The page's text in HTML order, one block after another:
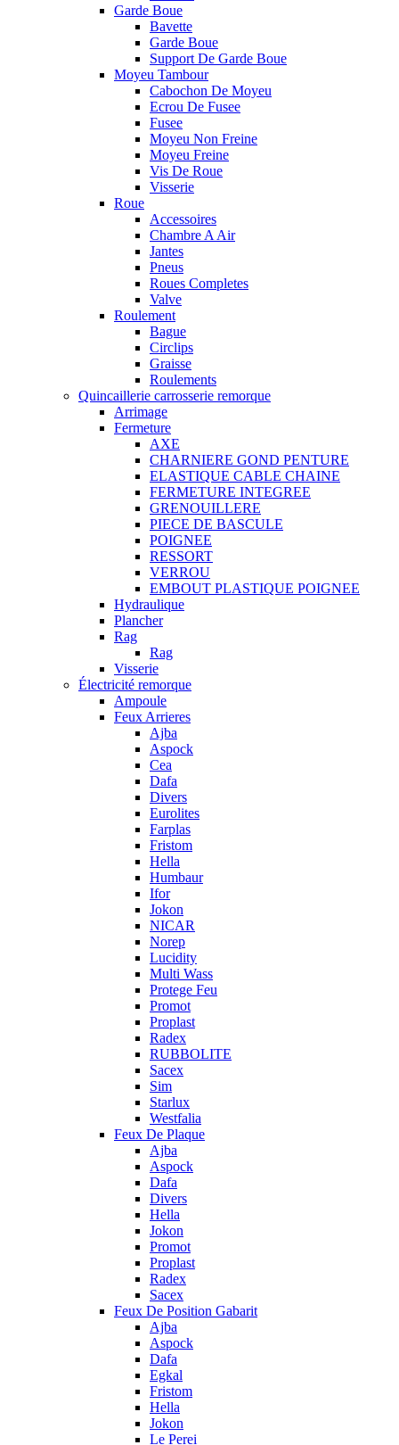
Garde Boue
Bavette
Garde Boue
Support De Garde Boue
Moyeu Tambour
Cabochon De Moyeu
Ecrou De Fusee
Fusee
Moyeu Non Freine
Moyeu Freine
Vis De Roue
Visserie
Roue
Accessoires
Chambre A Air
Jantes
Pneus
Roues Completes
Valve
Roulement
Bague
Circlips
Graisse
Roulements
Quincaillerie carrosserie remorque
Arrimage
Fermeture
AXE
CHARNIERE GOND PENTURE
ELASTIQUE CABLE CHAINE
FERMETURE INTEGREE
GRENOUILLERE
PIECE DE BASCULE
POIGNEE
RESSORT
VERROU
EMBOUT PLASTIQUE POIGNEE
Hydraulique
Plancher
Rag
Rag
Visserie
Électricité remorque
Ampoule
Feux Arrieres
Ajba
Aspock
Cea
Dafa
Divers
Eurolites
Farplas
Fristom
Hella
Humbaur
Ifor
Jokon
NICAR
Norep
Lucidity
Multi Wass
Protege Feu
Promot
Proplast
Radex
RUBBOLITE
Sacex
Sim
Starlux
Westfalia
Feux De Plaque
Ajba
Aspock
Dafa
Divers
Hella
Jokon
Promot
Proplast
Radex
Sacex
Feux De Position Gabarit
Ajba
Aspock
Dafa
Egkal
Fristom
Hella
Jokon
Le Perei